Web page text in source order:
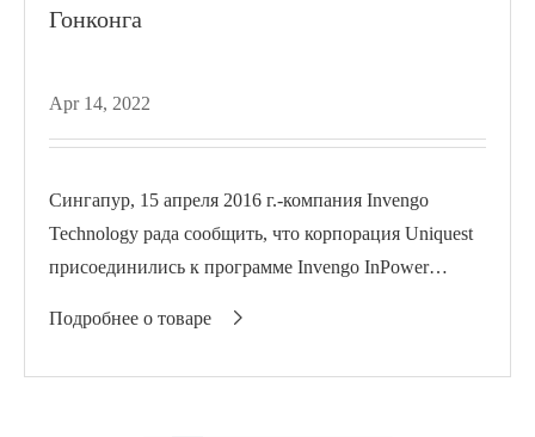
Гонконга
Apr 14, 2022
Сингапур, 15 апреля 2016 г.-компания Invengo
Technology рада сообщить, что корпорация Uniquest
присоединились к программе Invengo InPower
для Южной Кореи и Гонконга...
Подробнее о товаре 